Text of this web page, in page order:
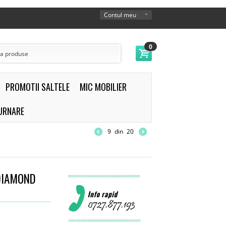
Contul meu
0
PROMOTII SALTELE
MIC MOBILIER
9 din 20